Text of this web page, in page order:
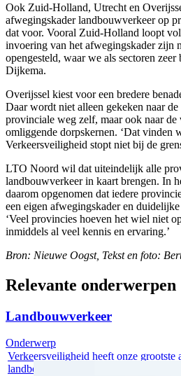
Ook Zuid-Holland, Utrecht en
afwegingskader landbouwverkeer op
dat voor. Vooral Zuid-Holland loopt
invoering van het afwegingskader zijn
opengesteld, waar we als sectoren
Dijkema.
Overijssel kiest voor een bredere
Daar wordt niet alleen gekeken naar
provinciale weg zelf, maar ook naar de
omliggende dorpskernen. ‘Dat vinden
Verkeersveiligheid stopt niet bij de
LTO Noord wil dat uiteindelijk alle
landbouwverkeer in kaart brengen. In
daarom opgenomen dat iedere
een eigen afwegingskader en
‘Veel provincies hoeven het wiel niet
inmiddels al veel kennis en ervaring.’
Bron: Nieuwe Oogst, Tekst en foto:
Relevante onderwerpen
Landbouwverkeer
Verkeersveiligheid heeft onze grootste
landbouwvoertuigen...
Onderwerp